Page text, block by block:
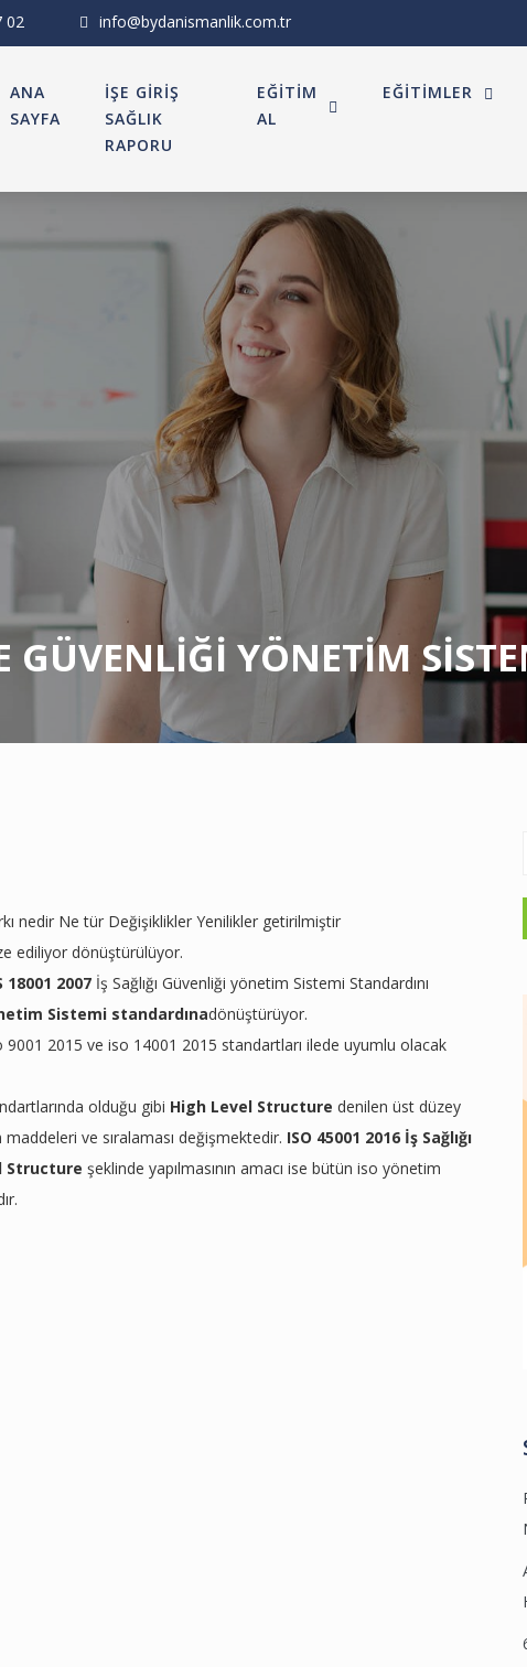
02 info@bydanismanlik.com.tr
ANA
SAYFA
İŞE GİRİŞ
SAĞLIK
RAPORU
EĞİTİM
AL
EĞİTİMLER
GÜVENLİĞİ YÖNETİM
nedir Ne tür Değişiklikler Yenilikler getirilmiştir
ediliyor dönüştürülüyor.
18001 2007 İş Sağlığı Güvenliği yönetim Sistemi Standardını
Sistemi standardınadönüştürüyor.
2015 ve iso 14001 2015 standartları ilede uyumlu olacak
olduğu gibi High Level Structure denilen üst düzey
ve sıralaması değişmektedir. ISO 45001 2016 İş Sağlığı
Structure şeklinde yapılmasının amacı ise bütün iso yönetim